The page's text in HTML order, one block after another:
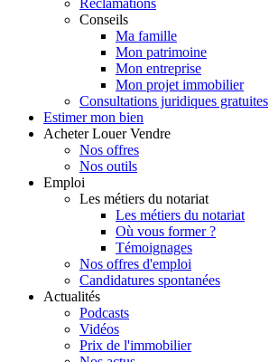
Conseils
Ma famille
Mon patrimoine
Mon entreprise
Mon projet immobilier
Consultations juridiques gratuites
Estimer mon bien
Acheter Louer Vendre
Nos offres
Nos outils
Emploi
Les métiers du notariat
Les métiers du notariat
Où vous former ?
Témoignages
Nos offres d'emploi
Candidatures spontanées
Actualités
Podcasts
Vidéos
Prix de l'immobilier